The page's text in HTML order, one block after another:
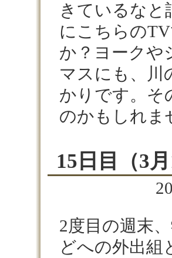
きているなと
にこちらの
か？ヨークや
マスにも、川
かりです。そ
のかもしれま
15日目（3
2度目の週末
どへの外出組